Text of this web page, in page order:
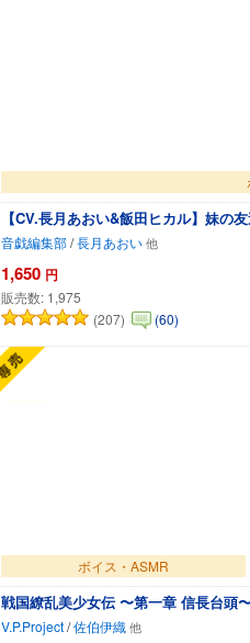
【CV.長月あおい&飯田ヒカル】妹の
音戯編集部/長月あおい
1,650 円
販売数: 1,975
(207)
(60)
ボイス・ASMR
戦国繚乱美少女伝 〜第一章 信長台頭
V.P.Project/佐伯伊織